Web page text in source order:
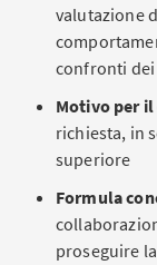
valutazione
confronti
Motivo per
richiesta, in
superiore
Formula
proseguire